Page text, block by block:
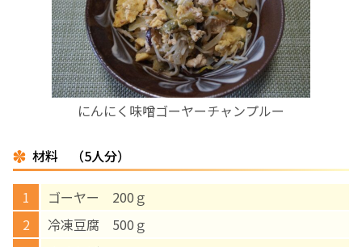
にんにく味噌ゴーヤーチャンプルー
材料 （5人分）
ゴーヤー 200ｇ
冷凍豆腐 500ｇ
親と子の結びつき支援
母乳育児
予防接種
‘さんルーム’ でさまざまな講座・クラス
遠方にお住まいで当院での出産を希望される方へ